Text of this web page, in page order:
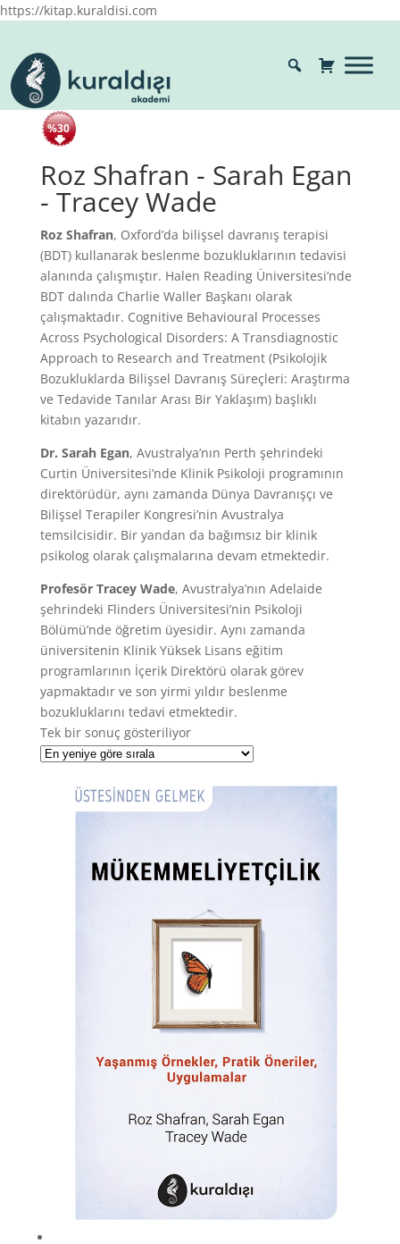
https://kitap.kuraldisi.com
Roz Shafran - Sarah Egan
- Tracey Wade
Roz Shafran, Oxford’da bilişsel davranış terapisi
(BDT) kullanarak beslenme bozukluklarının tedavisi
alanında çalışmıştır. Halen Reading Üniversitesi’nde
BDT dalında Charlie Waller Başkanı olarak
çalışmaktadır. Cognitive Behavioural Processes
Across Psychological Disorders: A Transdiagnostic
Approach to Research and Treatment (Psikolojik
Bozukluklarda Bilişsel Davranış Süreçleri: Araştırma
ve Tedavide Tanılar Arası Bir Yaklaşım) başlıklı
kitabın yazarıdır.
Dr. Sarah Egan, Avustralya’nın Perth şehrindeki
Curtin Üniversitesi’nde Klinik Psikoloji programının
direktörüdür, aynı zamanda Dünya Davranışçı ve
Bilişsel Terapiler Kongresi’nin Avustralya
temsilcisidir. Bir yandan da bağımsız bir klinik
psikolog olarak çalışmalarına devam etmektedir.
Profesör Tracey Wade, Avustralya’nın Adelaide
şehrindeki Flinders Üniversitesi’nin Psikoloji
Bölümü’nde öğretim üyesidir. Aynı zamanda
üniversitenin Klinik Yüksek Lisans eğitim
programlarının İçerik Direktörü olarak görev
yapmaktadır ve son yirmi yıldır beslenme
bozukluklarını tedavi etmektedir.
Tek bir sonuç gösteriliyor
%30